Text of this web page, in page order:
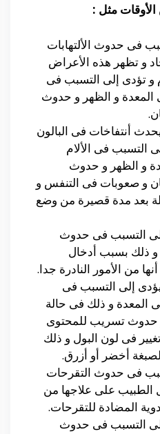
مثل :
فى حدوث الألتهابات
و تظهر هذه الأعراض
و تؤدى إلى التسبب فى
المعدة و الظهر و حدوث
أنتفاخات فى البالون
التسبب فى الألام
و الظهر و حدوث
و صعوبات فى التنفس و
بعد مدة قصيرة من وضع
التسبب فى حدوث
و ذلك بسبب أدخال
من الأمور النادرة جدا.
إلى التسبب فى
المعدة و ذلك فى حالة
حدوث تسريب للمحتوى
فى لون البول و ذلك
أخضر أو أزرق.
فى حدوث التقرحات
الطبيب على علاجها من
المضادة للتقرحات.
التسبب فى حدوث